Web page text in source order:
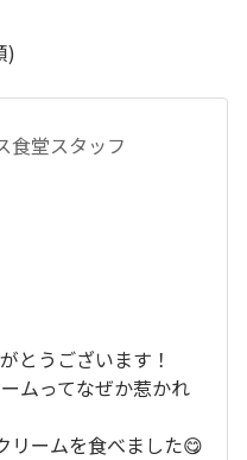
)
食堂スタッフ
とうございます！
ムってなぜか惹かれ
リームを食べました😋